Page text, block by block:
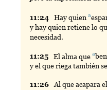
11:24 Hayquiena
y hay quien retiene lo
necesidad.
11:25 El alma quea
y el que riega también
11:26 Al que acapara